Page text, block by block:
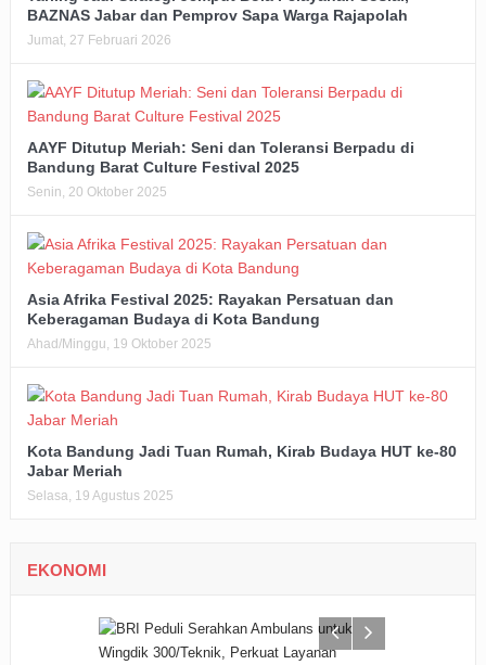
BAZNAS Jabar dan Pemprov Sapa Warga Rajapolah
Jumat, 27 Februari 2026
AAYF Ditutup Meriah: Seni dan Toleransi Berpadu di
Bandung Barat Culture Festival 2025
Senin, 20 Oktober 2025
Asia Afrika Festival 2025: Rayakan Persatuan dan
Keberagaman Budaya di Kota Bandung
Ahad/Minggu, 19 Oktober 2025
Kota Bandung Jadi Tuan Rumah, Kirab Budaya HUT ke-80
Jabar Meriah
Selasa, 19 Agustus 2025
EKONOMI